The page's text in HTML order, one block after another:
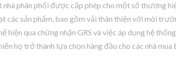
phân phối được cấp phép cho một số thương
các sản phẩm, bao gồm vải thân thiện với môi
qua chứng nhận GRS và việc áp dụng hệ
họ trở thành lựa chọn hàng đầu cho các nhà